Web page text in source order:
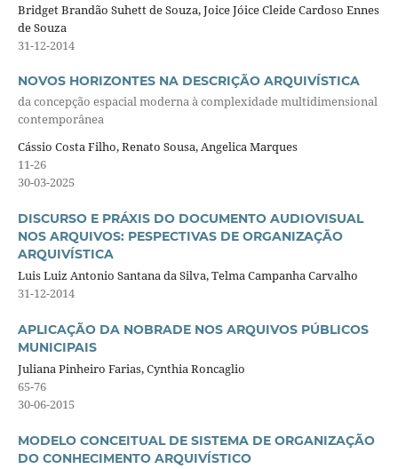
Bridget Brandão Suhett de Souza, Joice Jóice Cleide Cardoso Ennes
de Souza
31-12-2014
NOVOS HORIZONTES NA DESCRIÇÃO ARQUIVÍSTICA
da concepção espacial moderna à complexidade multidimensional
contemporânea
Cássio Costa Filho, Renato Sousa, Angelica Marques
11-26
30-03-2025
DISCURSO E PRÁXIS DO DOCUMENTO AUDIOVISUAL
NOS ARQUIVOS: PESPECTIVAS DE ORGANIZAÇÃO
ARQUIVÍSTICA
Luis Luiz Antonio Santana da Silva, Telma Campanha Carvalho
31-12-2014
APLICAÇÃO DA NOBRADE NOS ARQUIVOS PÚBLICOS
MUNICIPAIS
Juliana Pinheiro Farias, Cynthia Roncaglio
65-76
30-06-2015
MODELO CONCEITUAL DE SISTEMA DE ORGANIZAÇÃO
DO CONHECIMENTO ARQUIVÍSTICO